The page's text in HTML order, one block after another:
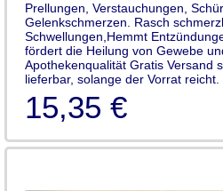
Prellungen, Verstauchungen,
Gelenkschmerzen. Rasch
Schwellungen,Hemmt
fördert die Heilung von Gewebe
Apothekenqualität Gratis Versand
lieferbar, solange der Vorrat reicht.
15,35 €